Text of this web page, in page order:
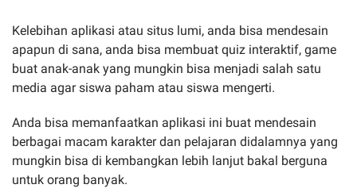
Kelebihan aplikasi atau situs lumi, anda bisa mendesain
apapun di sana, anda bisa membuat quiz interaktif, game
buat anak-anak yang mungkin bisa menjadi salah satu
media agar siswa paham atau siswa mengerti.
Anda bisa memanfaatkan aplikasi ini buat mendesain
berbagai macam karakter dan pelajaran didalamnya yang
mungkin bisa di kembangkan lebih lanjut bakal berguna
untuk orang banyak.